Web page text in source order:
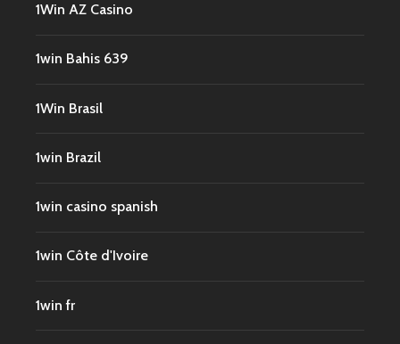
1Win AZ Casino
1win Bahis 639
1Win Brasil
1win Brazil
1win casino spanish
1win Côte d'Ivoire
1win fr